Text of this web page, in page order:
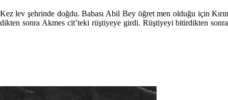
lev şehrinde doğdu. Babası Abil Bey öğret men olduğu için
sonra Akmes cit’teki rüştiyeye girdi. Rüştiyeyi bitirdikten